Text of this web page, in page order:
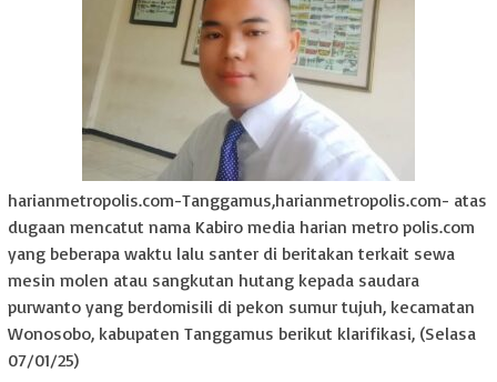
harianmetropolis.com-Tanggamus,harianmetropolis.com- atas
dugaan mencatut nama Kabiro media harian metro polis.com
yang beberapa waktu lalu santer di beritakan terkait sewa
mesin molen atau sangkutan hutang kepada saudara
purwanto yang berdomisili di pekon sumur tujuh, kecamatan
Wonosobo, kabupaten Tanggamus berikut klarifikasi, (Selasa
07/01/25)